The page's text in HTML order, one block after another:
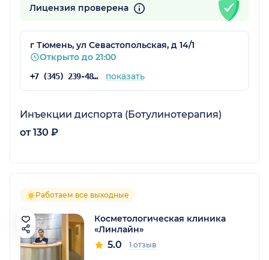
Лицензия проверена
г Тюмень, ул Севастопольская, д 14/1
Открыто до 21:00
+7 (345) 239-48-00 показать
Инъекции диспорта (Ботулинотерапия)
от 130 ₽
Работаем все выходные
Косметологическая клиника
«Линлайн»
5.0 1 отзыв